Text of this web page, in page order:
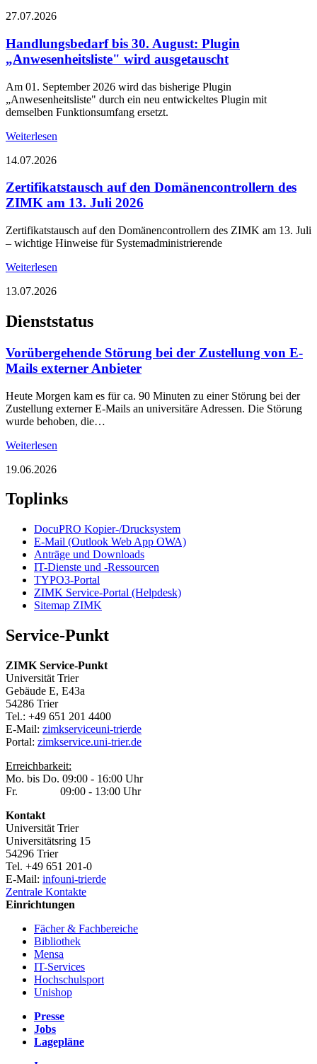
27.07.2026
Handlungsbedarf bis 30. August: Plugin
„Anwesenheitsliste" wird ausgetauscht
Am 01. September 2026 wird das bisherige Plugin
„Anwesenheitsliste" durch ein neu entwickeltes Plugin mit
demselben Funktionsumfang ersetzt.
Weiterlesen
14.07.2026
Zertifikatstausch auf den Domänencontrollern des
ZIMK am 13. Juli 2026
Zertifikatstausch auf den Domänencontrollern des ZIMK am 13. Juli
– wichtige Hinweise für Systemadministrierende
Weiterlesen
13.07.2026
Dienststatus
Vorübergehende Störung bei der Zustellung von E-
Mails externer Anbieter
Heute Morgen kam es für ca. 90 Minuten zu einer Störung bei der
Zustellung externer E-Mails an universitäre Adressen. Die Störung
wurde behoben, die…
Weiterlesen
19.06.2026
Toplinks
DocuPRO Kopier-/Drucksystem
E-Mail (Outlook Web App OWA)
Anträge und Downloads
IT-Dienste und -Ressourcen
TYPO3-Portal
ZIMK Service-Portal (Helpdesk)
Sitemap ZIMK
Service-Punkt
ZIMK Service-Punkt
Universität Trier
Gebäude E, E43a
54286 Trier
Tel.: +49 651 201 4400
E-Mail: zimkserviceuni-trierde
Portal: zimkservice.uni-trier.de
Erreichbarkeit:
Mo. bis Do. 09:00 - 16:00 Uhr
Fr. 09:00 - 13:00 Uhr
Kontakt
Universität Trier
Universitätsring 15
54296 Trier
Tel. +49 651 201-0
E-Mail: infouni-trierde
Zentrale Kontakte
Einrichtungen
Fächer & Fachbereiche
Bibliothek
Mensa
IT-Services
Hochschulsport
Unishop
Presse
Jobs
Lagepläne